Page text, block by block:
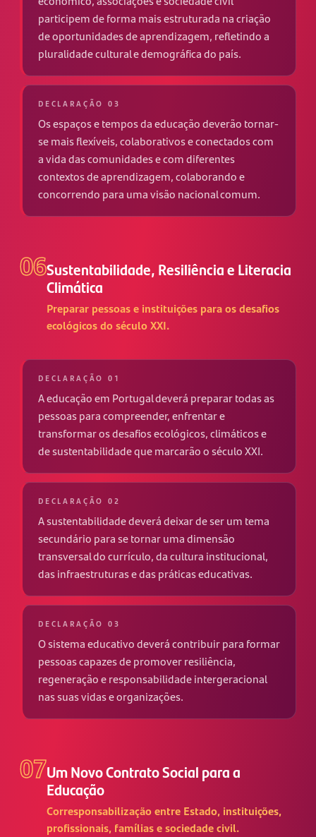
participem de forma mais estruturada na criação
de oportunidades de aprendizagem, refletindo a
pluralidade cultural e demográfica do país.
DECLARAÇÃO 03
Os espaços e tempos da educação deverão tornar-
se mais flexíveis, colaborativos e conectados com
a vida das comunidades e com diferentes
contextos de aprendizagem, colaborando e
concorrendo para uma visão nacional comum.
06Sustentabilidade, Resiliência e Literacia
Climática
Preparar pessoas e instituições para os desafios
ecológicos do século XXI.
DECLARAÇÃO 01
A educação em Portugal deverá preparar todas as
pessoas para compreender, enfrentar e
transformar os desafios ecológicos, climáticos e
de sustentabilidade que marcarão o século XXI.
DECLARAÇÃO 02
A sustentabilidade deverá deixar de ser um tema
secundário para se tornar uma dimensão
transversal do currículo, da cultura institucional,
das infraestruturas e das práticas educativas.
DECLARAÇÃO 03
O sistema educativo deverá contribuir para formar
pessoas capazes de promover resiliência,
regeneração e responsabilidade intergeracional
nas suas vidas e organizações.
07Um Novo Contrato Social para a
Educação
Corresponsabilização entre Estado, instituições,
profissionais, famílias e sociedade civil.